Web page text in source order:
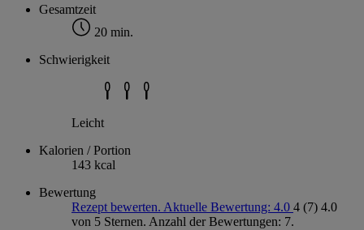
Gesamtzeit
20 min.
Schwierigkeit
Leicht
Kalorien / Portion
143 kcal
Bewertung
Rezept bewerten. Aktuelle Bewertung: 4.0 4 (7) 4.0
von 5 Sternen. Anzahl der Bewertungen: 7.